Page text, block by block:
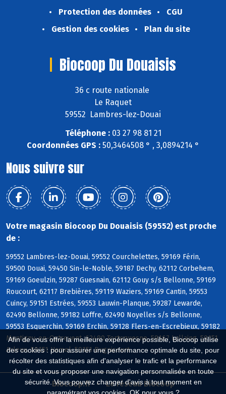
Afin de vous offrir la meilleure expérience possible, Biocoop utilise
des cookies : pour assurer une performance optimale du site, pour
récolter des statistiques afin d'analyser le trafic et la performance
du site et vous proposer une navigation personnalisée en toute
sécurité. Vous pouvez changer d'avis à tout moment en
Protection des données
CGU
Gestion des cookies
Plan du site
Biocoop Du Douaisis
36 c route nationale
Le Raquet
59552 Lambres-lez-Douai
Téléphone :03 27 98 81 21
Coordonnées GPS : 50,3464508 ° , 3,0894214 °
Nous suivre sur
Votre magasin Biocoop Du Douaisis (59552) est proche
de :
59552 Lambres-lez-Douai, 59552 Courchelettes, 59169 Férin,
59500 Douai, 59450 Sin-le-Noble, 59187 Dechy, 62112 Corbehem,
59169 Goeulzin, 59287 Guesnain, 62112 Gouy s/s Bellonne, 59169
Roucourt, 62117 Brebières, 59119 Waziers, 59169 Cantin, 59553
Cuincy, 59151 Estrées, 59553 Lauwin-Planque, 59287 Lewarde,
62490 Bellonne, 59182 Loffre, 62490 Noyelles s/s Bellonne,
59553 Esquerchin, 59169 Erchin, 59128 Flers-en-Escrebieux, 59182
Montigny-en-Ostrevent, 62490 Tortequesne, 59167 Lallaing, 59151
Arleux, 59151 Hamel, 59151 Bugnicourt
Biocoop.fr
Le réseau Biocoop